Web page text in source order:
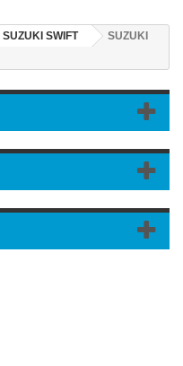
SUZUKI SWIFT
SUZUKI